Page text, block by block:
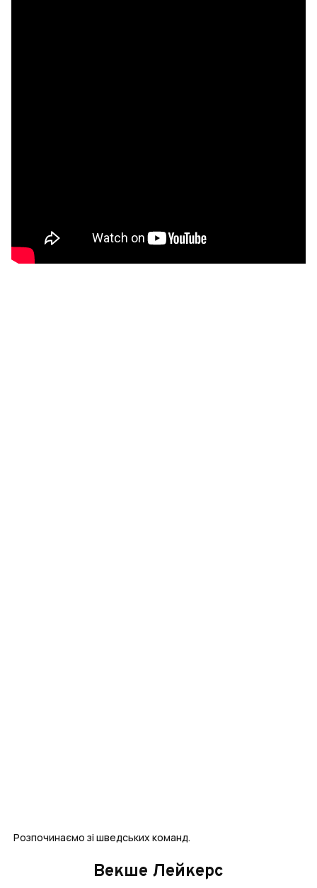
Розпочинаємо зі шведських команд.
Векше Лейкерс